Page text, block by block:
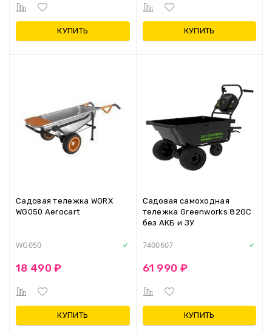
КУПИТЬ КУПИТЬ
Садовая тележка WORX
WG050 Aerocart
WG050
18 490 ₽
КУПИТЬ
Садовая самоходная
тележка Greenworks 82GC
без АКБ и ЗУ
7400607
61 990 ₽
КУПИТЬ